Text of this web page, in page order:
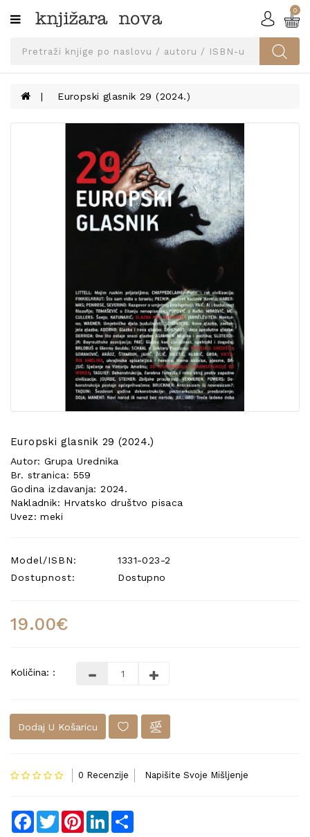
Kategorije
SVEUČILIŠNA
UDŽBENICI
KNJIGE
0
Europski glasnik 29 (2024.)
Europski glasnik 29 (2024.)
Autor: Grupa Urednika
Br. stranica: 559
Godina izdavanja: 2024.
Nakladnik: Hrvatsko društvo pisaca
Uvez: meki
Model/ISBN:
1331-023-2
Dostupnost:
Dostupno
19.00€
Količina: :
Dodaj U Košaricu
0 Recenzije Napišite Svoje Mišljenje
Facebook
TwitterPinterestLinkedIn